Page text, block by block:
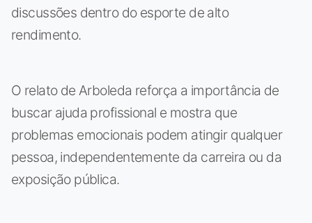
discussões dentro do esporte de alto
rendimento.
O relato de Arboleda reforça a importância de
buscar ajuda profissional e mostra que
problemas emocionais podem atingir qualquer
pessoa, independentemente da carreira ou da
exposição pública.